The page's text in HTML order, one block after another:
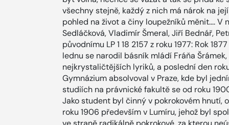
všechny stejně, každý z nich má nárok na
pohled na život a činy loupežníků měnit.... V
Sedláčková, Vladimír Šmeral, Jiří Bednář,
původnímu LP 1 18 2157 z roku 1977: Rok
lednu se narodil básník mládí Fráňa
nejkrystaličtějších lyriků, a poslední den
Gymnázium absolvoval v Praze, kde byl
studiích na právnické fakultě se od roku
Jako student byl činný v pokrokovém hnutí,
roku 1906 především v Lumíru, jehož byl